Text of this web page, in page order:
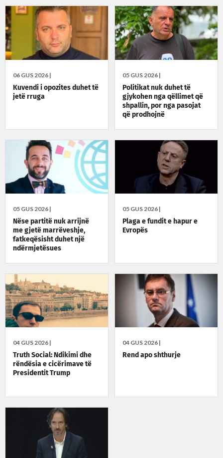
06 GUS 2026 |
Kuvendi i opozites duhet të
jetë rruga
05 GUS 2026 |
Politikat nuk duhet të
gjykohen nga qëllimet që
shpallin, por nga pasojat
që prodhojnë
05 GUS 2026 |
Nëse partitë nuk arrijnë
me gjetë marrëveshje,
fatkeqësisht duhet një
ndërmjetësues
05 GUS 2026 |
Plaga e fundit e hapur e
Evropës
04 GUS 2026 |
Truth Social: Ndikimi dhe
rëndësia e cicërimave të
Presidentit Trump
04 GUS 2026 |
Rend apo shthurje